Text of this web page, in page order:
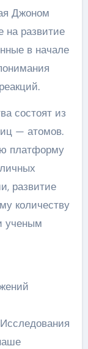
Джоном
на развитие
в начале
состоят из
— атомов.
платформу
развитие
количеству
ученым